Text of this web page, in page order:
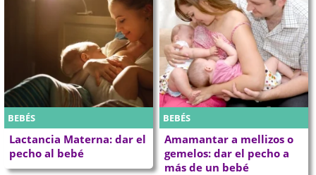
BEBÉS
Lactancia Materna: dar el
pecho al bebé
BEBÉS
Amamantar a mellizos o
gemelos: dar el pecho a
más de un bebé